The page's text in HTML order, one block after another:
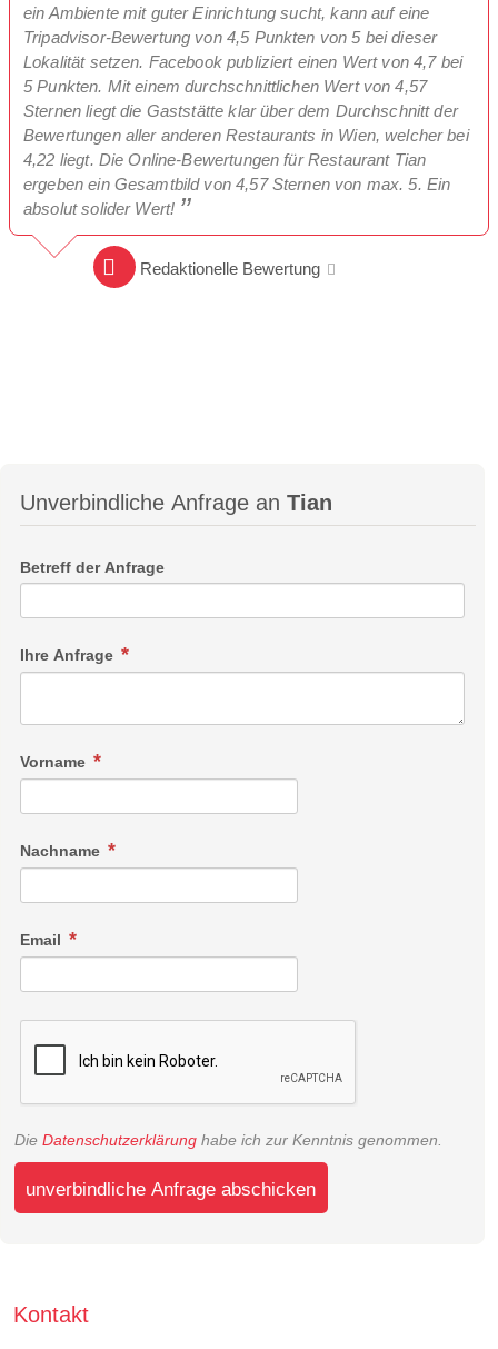
ein Ambiente mit guter Einrichtung sucht, kann auf eine
Tripadvisor-Bewertung von 4,5 Punkten von 5 bei dieser
Lokalität setzen. Facebook publiziert einen Wert von 4,7 bei
5 Punkten. Mit einem durchschnittlichen Wert von 4,57
Sternen liegt die Gaststätte klar über dem Durchschnitt der
Bewertungen aller anderen Restaurants in Wien, welcher bei
4,22 liegt. Die Online-Bewertungen für Restaurant Tian
ergeben ein Gesamtbild von 4,57 Sternen von max. 5. Ein
absolut solider Wert!
Redaktionelle Bewertung
Unverbindliche Anfrage an Tian
Betreff der Anfrage
Ihre Anfrage
Vorname
Nachname
Email
Die Datenschutzerklärung habe ich zur Kenntnis genommen.
unverbindliche Anfrage abschicken
Kontakt